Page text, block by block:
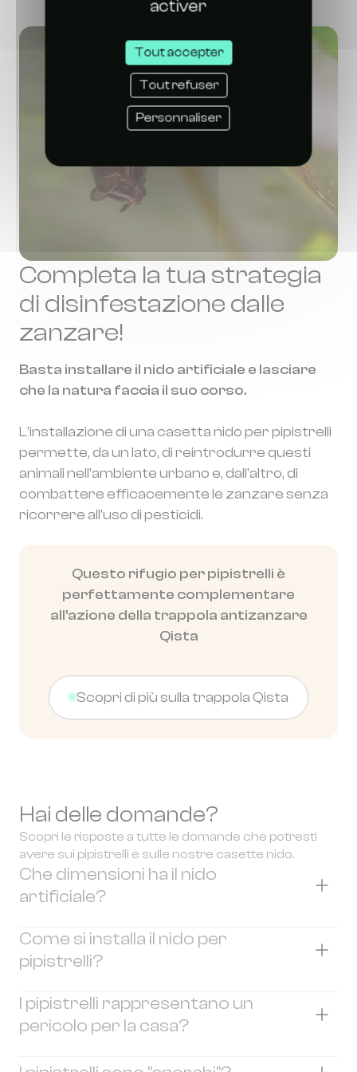
activer
Tout accepter
Tout refuser
Personnaliser
Completa la tua strategia
di disinfestazione dalle
zanzare!
Basta installare il nido artificiale e lasciare
che la natura faccia il suo corso.
L'installazione di una casetta nido per pipistrelli
permette, da un lato, di reintrodurre questi
animali nell'ambiente urbano e, dall'altro, di
combattere efficacemente le zanzare senza
ricorrere all'uso di pesticidi.
Questo rifugio per pipistrelli è
perfettamente complementare
all'azione della trappola antizanzare
Qista
Scopri di più sulla trappola Qista
Hai delle domande?
Scopri le risposte a tutte le domande che potresti
avere sui pipistrelli e sulle nostre casette nido.
Che dimensioni ha il nido
artificiale?
dimensioni:
34 cm di altezza
12,5 cm di profondità
Come si installa il nido per
pipistrelli?
fissaggio sul retro.
I pipistrelli rappresentano un
pericolo per la casa?